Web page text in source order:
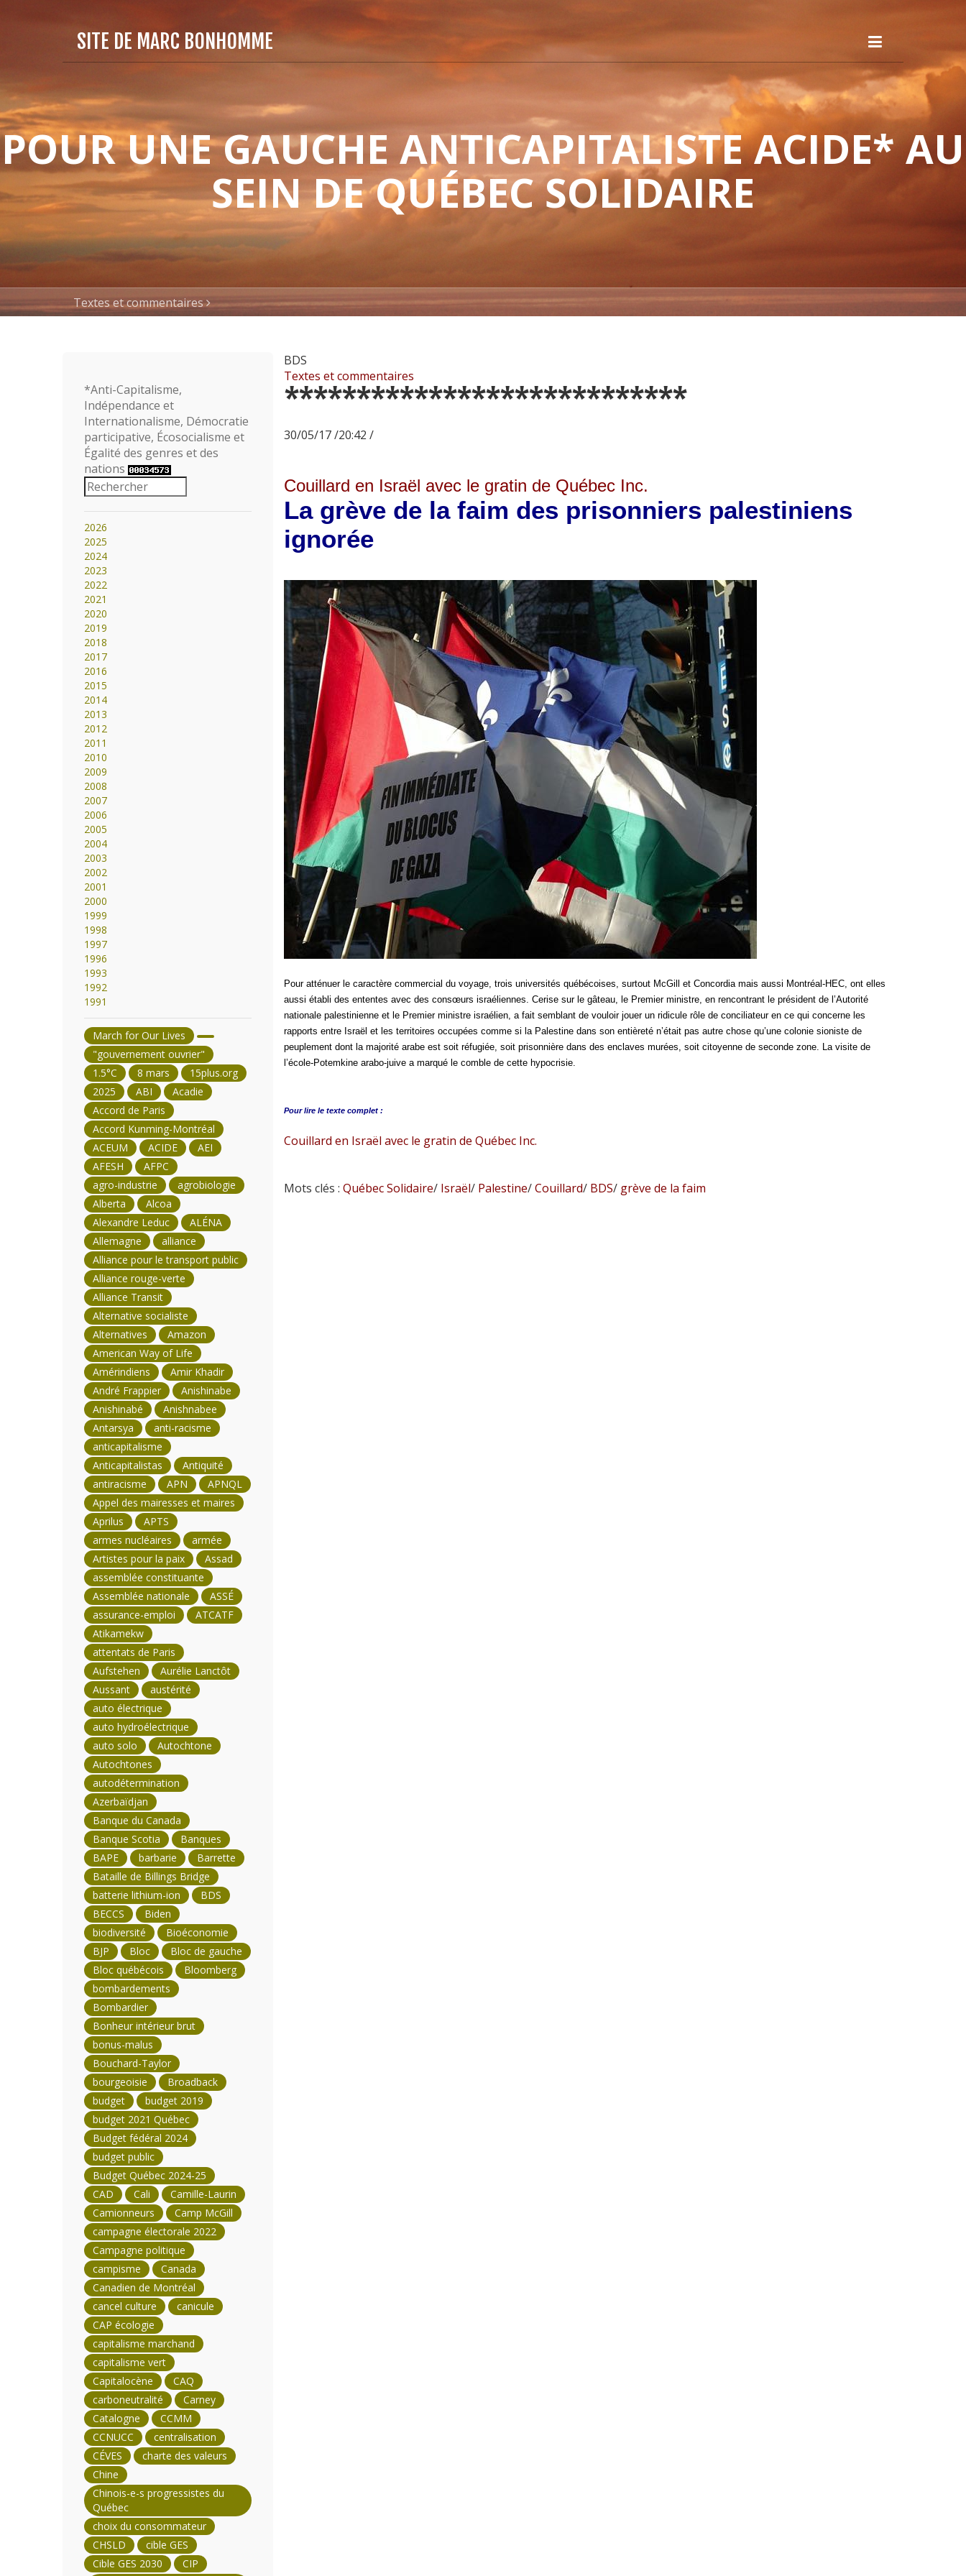
SITE DE MARC BONHOMME
POUR UNE GAUCHE ANTICAPITALISTE ACIDE* AU
SEIN DE QUÉBEC SOLIDAIRE
Textes et commentaires
BDS
Textes et commentaires
****************************
30/05/17 /20:42 /
Couillard en Israël avec le gratin de Québec Inc.
La grève de la faim des prisonniers palestiniens
ignorée
Pour atténuer le caractère commercial du voyage, trois universités québécoises, surtout McGill et Concordia mais aussi Montréal-HEC, ont elles
aussi établi des ententes avec des consœurs israéliennes. Cerise sur le gâteau, le Premier ministre, en rencontrant le président de l’Autorité
nationale palestinienne et le Premier ministre israélien, a fait semblant de vouloir jouer un ridicule rôle de conciliateur en ce qui concerne les
rapports entre Israël et les territoires occupées comme si la Palestine dans son entièreté n’était pas autre chose qu’une colonie sioniste de
peuplement dont la majorité arabe est soit réfugiée, soit prisonnière dans des enclaves murées, soit citoyenne de seconde zone. La visite de
l’école-Potemkine arabo-juive a marqué le comble de cette hypocrisie.
Pour lire le texte complet :
Couillard en Israël avec le gratin de Québec Inc.
Mots clés : Québec Solidaire/Israël/Palestine/Couillard/BDS/grève de la faim
*Anti-Capitalisme,
Indépendance et
Internationalisme, Démocratie
participative, Écosocialisme et
Égalité des genres et des
nations
2026
2025
2024
2023
2022
2021
2020
2019
2018
2017
2016
2015
2014
2013
2012
2011
2010
2009
2008
2007
2006
2005
2004
2003
2002
2001
2000
1999
1998
1997
1996
1993
1992
1991
March for Our Lives
"gouvernement ouvrier"
1.5°C
8 mars
15plus.org
2025
ABI
Acadie
Accord de Paris
Accord Kunming-Montréal
ACEUM
ACIDE
AEI
AFESH
AFPC
agro-industrie
agrobiologie
Alberta
Alcoa
Alexandre Leduc
ALÉNA
Allemagne
alliance
Alliance pour le transport public
Alliance rouge-verte
Alliance Transit
Alternative socialiste
Alternatives
Amazon
American Way of Life
Amérindiens
Amir Khadir
André Frappier
Anishinabe
Anishinabé
Anishnabee
Antarsya
anti-racisme
anticapitalisme
Anticapitalistas
Antiquité
antiracisme
APN
APNQL
Appel des mairesses et maires
Aprilus
APTS
armes nucléaires
armée
Artistes pour la paix
Assad
assemblée constituante
Assemblée nationale
ASSÉ
assurance-emploi
ATCATF
Atikamekw
attentats de Paris
Aufstehen
Aurélie Lanctôt
Aussant
austérité
auto électrique
auto hydroélectrique
auto solo
Autochtone
Autochtones
autodétermination
Azerbaïdjan
Banque du Canada
Banque Scotia
Banques
BAPE
barbarie
Barrette
Bataille de Billings Bridge
batterie lithium-ion
BDS
BECCS
Biden
biodiversité
Bioéconomie
BJP
Bloc
Bloc de gauche
Bloc québécois
Bloomberg
bombardements
Bombardier
Bonheur intérieur brut
bonus-malus
Bouchard-Taylor
bourgeoisie
Broadback
budget
budget 2019
budget 2021 Québec
Budget fédéral 2024
budget public
Budget Québec 2024-25
CAD
Cali
Camille-Laurin
Camionneurs
Camp McGill
campagne électorale 2022
Campagne politique
campisme
Canada
Canadien de Montréal
cancel culture
canicule
CAP écologie
capitalisme marchand
capitalisme vert
Capitalocène
CAQ
carboneutralité
Carney
Catalogne
CCMM
CCNUCC
centralisation
CÉVES
charte des valeurs
Chine
Chinois-e-s progressistes du
Québec
choix du consommateur
CHSLD
cible GES
Cible GES 2030
CIP